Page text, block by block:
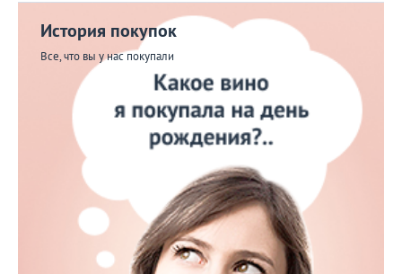
История покупок
Все, что вы у нас покупали